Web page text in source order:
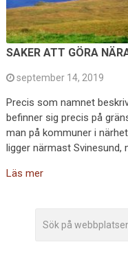
SAKER ATT GÖRA
september 14, 2019
Precis som namnet
befinner sig precis på
man på kommuner i
ligger närmast Svinesund,
Läs mer